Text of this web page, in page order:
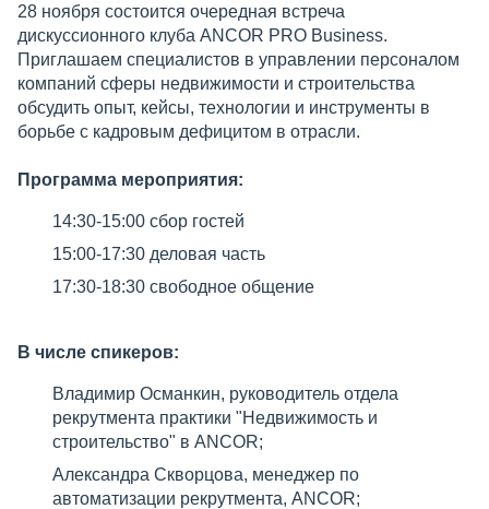
28 ноября состоится очередная встреча
дискуссионного клуба ANCOR PRO Business.
Приглашаем специалистов в управлении персоналом
компаний сферы недвижимости и строительства
обсудить опыт, кейсы, технологии и инструменты в
борьбе с кадровым дефицитом в отрасли.
Программа мероприятия:
14:30-15:00 сбор гостей
15:00-17:30 деловая часть
17:30-18:30 свободное общение
В числе спикеров:
Владимир Османкин, руководитель отдела
рекрутмента практики "Недвижимость и
строительство" в ANCOR;
Александра Скворцова, менеджер по
автоматизации рекрутмента, ANCOR;